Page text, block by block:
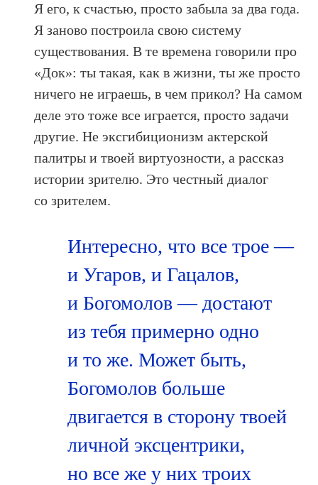
Я его, к счастью, просто забыла за два года.
Я заново построила свою систему
существования. В те времена говорили про
«Док»: ты такая, как в жизни, ты же просто
ничего не играешь, в чем прикол? На самом
деле это тоже все играется, просто задачи
другие. Не эксгибиционизм актерской
палитры и твоей виртуозности, а рассказ
истории зрителю. Это честный диалог
со зрителем.
Интересно, что все трое —
и Угаров, и Гацалов,
и Богомолов — достают
из тебя примерно одно
и то же. Может быть,
Богомолов больше
двигается в сторону твоей
личной эксцентрики,
но все же у них троих